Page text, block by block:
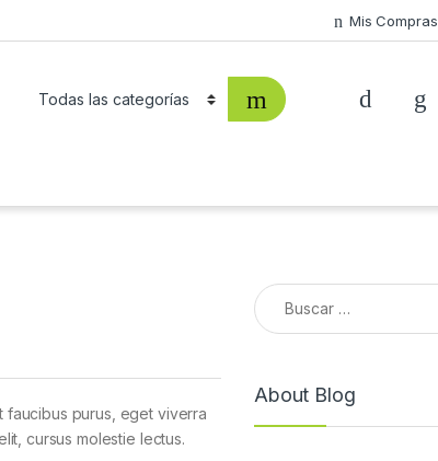
Mis Compras
faucibus purus, eget viverra
cursus molestie lectus.
Buscar:
About Blog